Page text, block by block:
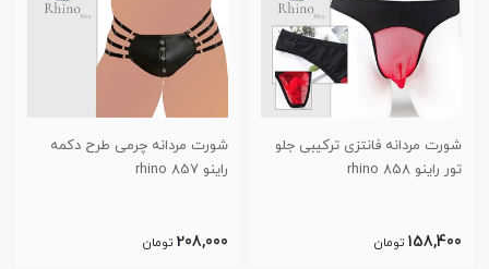
شورت مردانه فانتزی ترکیبی جلو
تور راینو 858 rhino
158,400 تومان
شورت مردانه چرمی طرح دکمه
راینو 857 rhino
208,000 تومان